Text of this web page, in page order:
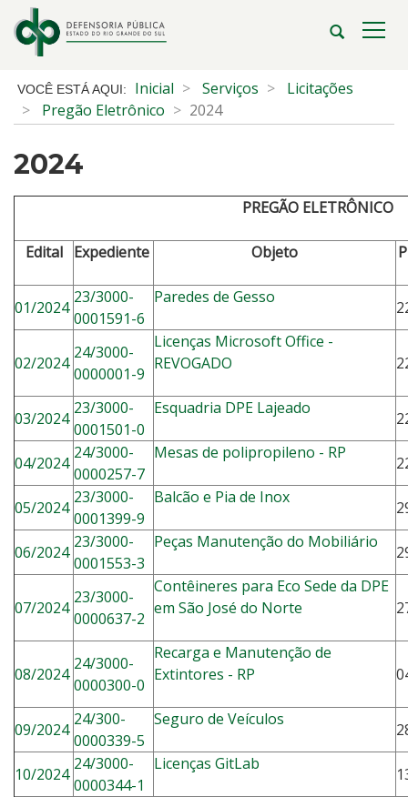
para
para
menu
busca
Abrir
Início
conteúdo
Inicial Serviços
Licitações
Pregão Eletrônico
2024
2024
PREGÃO ELETRÔNICO
Edital Expediente Objeto
01/2024
23/3000-
0001591-6
Paredes de Gesso
02/2024
24/3000-
0000001-9
Licenças Microsoft Office -
REVOGADO
03/2024
23/3000-
0001501-0
Esquadria DPE Lajeado
04/2024
24/3000-
0000257-7
Mesas de polipropileno - RP
05/2024
23/3000-
0001399-9
Balcão e Pia de Inox
06/2024
23/3000-
0001553-3
Peças Manutenção do Mobiliário
07/2024
23/3000-
0000637-2
Contêineres para Eco Sede da DPE
em São José do Norte
08/2024
24/3000-
0000300-0
Recarga e Manutenção de
Extintores - RP
09/2024
24/300-
0000339-5
Seguro de Veículos
10/2024
24/3000-
0000344-1
Licenças GitLab